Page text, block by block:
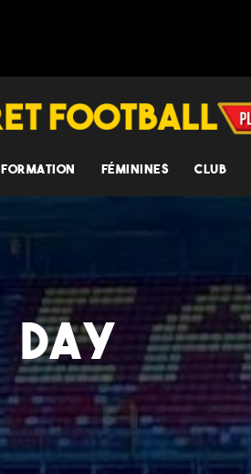
FORMATION FÉMININES CLUB
DAY